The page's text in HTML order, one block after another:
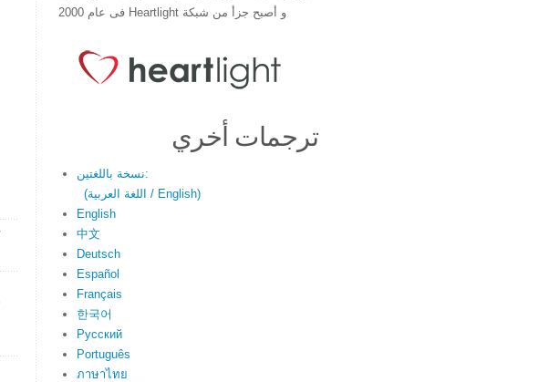
و أصبح جزأ من شبكة Heartlight فى عام 2000
ترجمات أخري
نسخة باللغتين:
(اللغة العربية / English)
English
中文
Deutsch
Español
Français
한국어
Русский
Português
ภาษาไทย